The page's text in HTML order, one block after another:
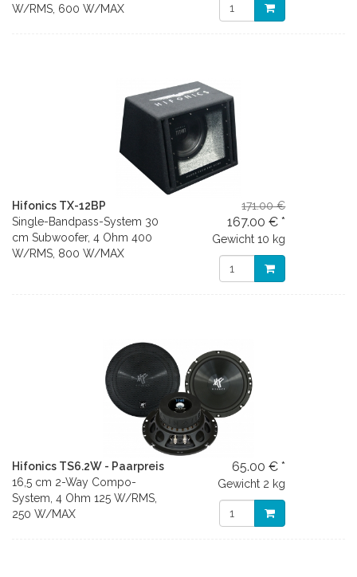
W/RMS, 600 W/MAX
Hifonics TX-12BP
Single-Bandpass-System 30
cm Subwoofer, 4 Ohm 400
W/RMS, 800 W/MAX
171.00 €
167.00 € *
Gewicht 10 kg
Hifonics TS6.2W - Paarpreis
16,5 cm 2-Way Compo-
System, 4 Ohm 125 W/RMS,
250 W/MAX
65.00 € *
Gewicht 2 kg